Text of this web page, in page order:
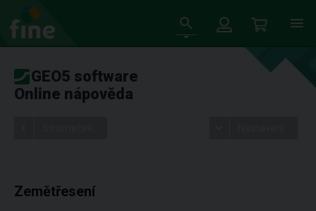
GEO5 software
Online nápověda
Zemětřesení